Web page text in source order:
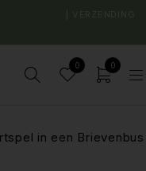
| VERZENDING
0 0
in een Brievenbus